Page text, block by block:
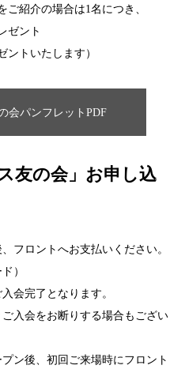
紹介の場合は1名につき、
ゼント
ントいたします）
会パンフレットPDF
友の会」お申し込
フロントへお支払いください。
）
会完了となります。
入会をお断りする場合もござい
ン後、初回ご来場時にフロント